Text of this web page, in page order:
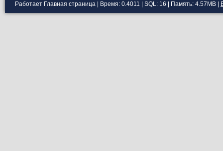
Работает Главная страница | Время: 0.4011 | SQL: 16 | Память: 4.57MB